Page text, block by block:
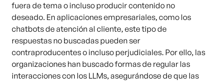
fuera de tema o incluso producir contenido no
deseado. En aplicaciones empresariales, como los
chatbots de atención al cliente, este tipo de
respuestas no buscadas pueden ser
contraproducentes o incluso perjudiciales. Por ello, las
organizaciones han buscado formas de regular las
interacciones con los LLMs, asegurándose de que las